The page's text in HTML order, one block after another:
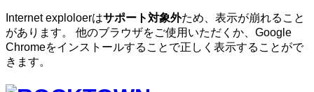
Internet exploloerはサポート対象外ため、表示が崩れること
があります。 他のブラウザをご使用いただくか、Google
Chromeをインストールすることで正しく表示することがで
きます。